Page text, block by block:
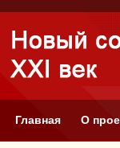
Главная О